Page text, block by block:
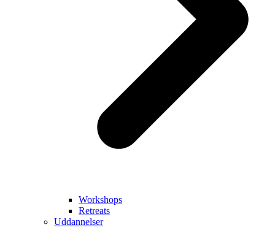
Workshops
Retreats
Uddannelser